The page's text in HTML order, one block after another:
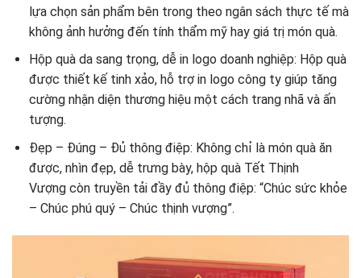
lựa chọn sản phẩm bên trong theo ngân sách thực tế mà
không ảnh hưởng đến tính thẩm mỹ hay giá trị món quà.
Hộp quà da sang trọng, dễ in logo doanh nghiệp: Hộp quà
được thiết kế tinh xảo, hỗ trợ in logo công ty giúp tăng
cường nhận diện thương hiệu một cách trang nhã và ấn
tượng.
Đẹp – Đúng – Đủ thông điệp: Không chỉ là món quà ăn
được, nhìn đẹp, dễ trưng bày, hộp quà Tết Thịnh
Vượng còn truyền tải đầy đủ thông điệp: “Chúc sức khỏe
– Chúc phú quý – Chúc thịnh vượng”.